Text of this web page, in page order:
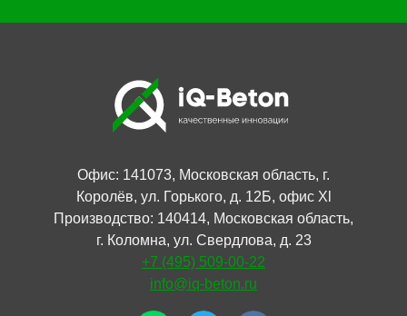
Офис: 141073, Московская область, г.
Королёв, ул. Горького, д. 12Б, офис Xl
Производство: 140414, Московская область,
г. Коломна, ул. Свердлова, д. 23
+7 (495) 509-00-22
info@iq-beton.ru